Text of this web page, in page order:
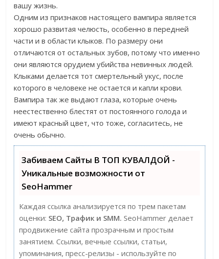
вашу жизнь.
Одним из признаков настоящего вампира является
хорошо развитая челюсть, особенно в передней
части и в области клыков. По размеру они
отличаются от остальных зубов, потому что именно
они являются орудием убийства невинных людей.
Клыками делается тот смертельный укус, после
которого в человеке не остается и капли крови.
Вампира так же выдают глаза, которые очень
неестественно блестят от постоянного голода и
имеют красный цвет, что тоже, согласитесь, не
очень обычно.
Забиваем Сайты В ТОП КУВАЛДОЙ -
Уникальные возможности от
SeoHammer
Каждая ссылка анализируется по трем пакетам
оценки: SEO, Трафик и SMM. SeoHammer делает
продвижение сайта прозрачным и простым
занятием. Ссылки, вечные ссылки, статьи,
упоминания, пресс-релизы - используйте по